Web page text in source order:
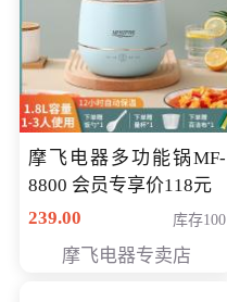
摩飞电器多功能锅MF-
8800 会员专享价118元
239.00
库存100
摩飞电器专卖店